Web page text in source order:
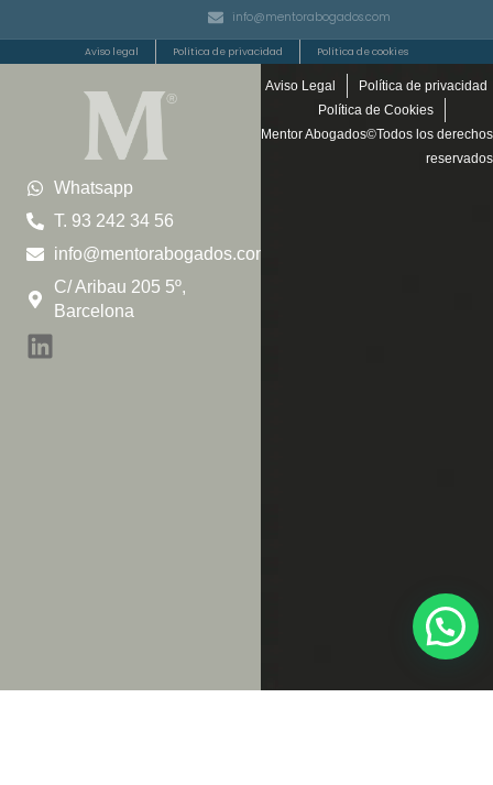
info@mentorabogados.com
Aviso legal Política de privacidad Política de cookies
Whatsapp
T. 93 242 34 56
info@mentorabogados.com
C/ Aribau 205 5º,
Barcelona
Aviso Legal
Política de privacidad
Política de Cookies
Mentor Abogados©Todos los derechos
reservados